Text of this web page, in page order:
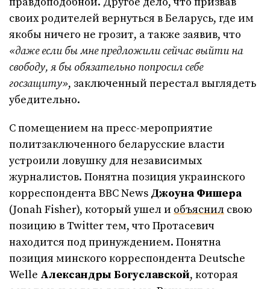
своих родителей вернуться в Беларусь, где им
якобы ничего не грозит, а также заявив, что
«даже если бы мне предложили сейчас выйти на
свободу, я бы обязательно попросил себе
госзащиту», заключенный перестал выглядеть
убедительно.
С помещением на пресс-мероприятие
политзаключенного беларусские власти
устроили ловушку для независимых
журналистов. Понятна позиция украинского
корреспондента BBC News Джоуна Фишера
(Jonah Fisher), который ушел и объяснил свою
позицию в Twitter тем, что Протасевич
находится под принуждением. Понятна
позиция минского корреспондента Deutsche
Welle Александры Богуславской, которая